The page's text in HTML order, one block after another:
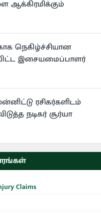
ஆக்கிரமிக்கும்
நெகிழ்ச்சியான
இசையமைப்பாளர்
ரசிகர்களிடம்
நடிகர் சூர்யா
Claims